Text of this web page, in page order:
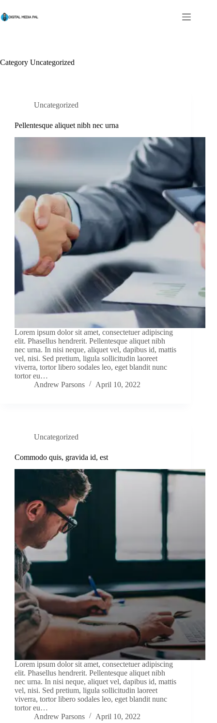
to
content
Category Uncategorized
Uncategorized
Pellentesque aliquet nibh nec urna
Lorem ipsum dolor sit amet, consectetuer adipiscing
elit. Phasellus hendrerit. Pellentesque aliquet nibh
nec urna. In nisi neque, aliquet vel, dapibus id, mattis
vel, nisi. Sed pretium, ligula sollicitudin laoreet
viverra, tortor libero sodales leo, eget blandit nunc
tortor eu…
Andrew Parsons
April 10, 2022
Uncategorized
Commodo quis, gravida id, est
Lorem ipsum dolor sit amet, consectetuer adipiscing
elit. Phasellus hendrerit. Pellentesque aliquet nibh
nec urna. In nisi neque, aliquet vel, dapibus id, mattis
vel, nisi. Sed pretium, ligula sollicitudin laoreet
viverra, tortor libero sodales leo, eget blandit nunc
tortor eu…
Andrew Parsons
April 10, 2022